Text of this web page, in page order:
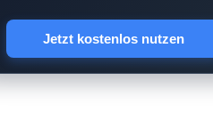
Jetzt kostenlos nutzen